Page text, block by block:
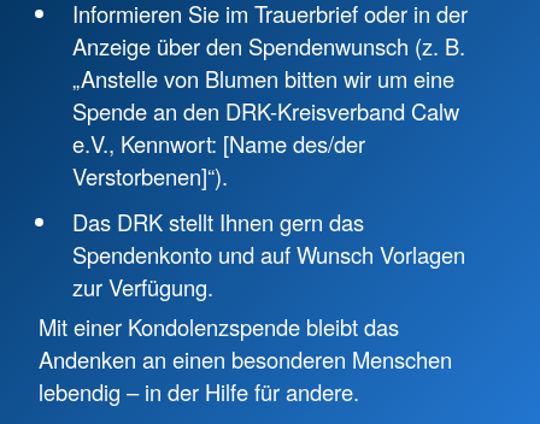
Informieren Sie im Trauerbrief oder in der
Anzeige über den Spendenwunsch (z. B.
„Anstelle von Blumen bitten wir um eine
Spende an den DRK-Kreisverband Calw
e.V., Kennwort: [Name des/der
Verstorbenen]“).
Das DRK stellt Ihnen gern das
Spendenkonto und auf Wunsch Vorlagen
zur Verfügung.
Mit einer Kondolenzspende bleibt das
Andenken an einen besonderen Menschen
lebendig – in der Hilfe für andere.